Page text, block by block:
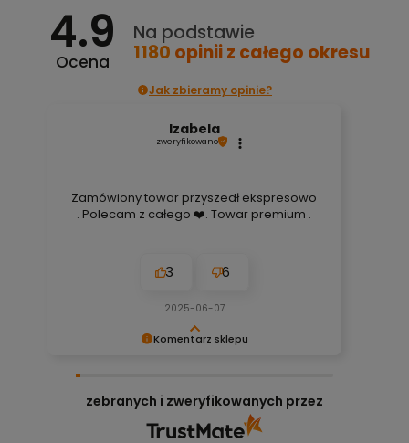
4.9
Ocena
Na podstawie
1180 opiniiz całego okresu
Jak zbieramy opinie?
Komentarz sklepu
klientów takich jak Ty i jesteśmy zadowoleni, że
nam się udało. Mamy nadzieję, że do nas
wrócisz :) Pozdrawiamy
Izabela
zweryfikowano
Zamówiony towar przyszedł ekspresowo
. Polecam z całego ❤️. Towar premium .
3 6
2025-06-07
zebranych i zweryfikowanych przez